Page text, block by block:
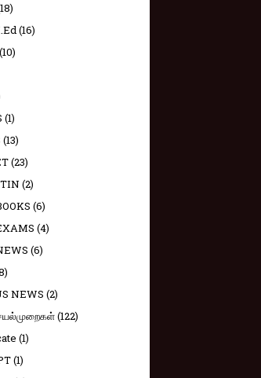
(16)
(10)
(1)
(13)
(23)
(2)
(6)
(4)
(6)
NEWS (2)
(122)
(1)
(1)